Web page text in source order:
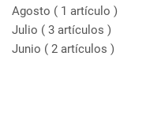
Agosto ( 1 artículo )
Julio ( 3 artículos )
Junio ( 2 artículos )